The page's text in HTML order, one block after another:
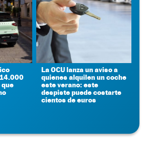
La OCU lanza un aviso a
quienes alquilen un coche
este verano: este
despiste puede costarte
cientos de euros